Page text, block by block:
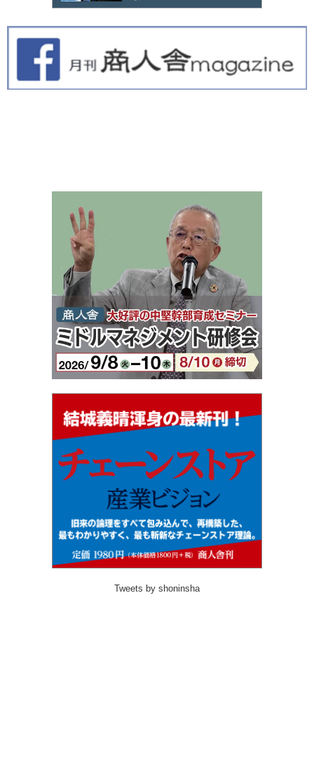
Tweets by shoninsha